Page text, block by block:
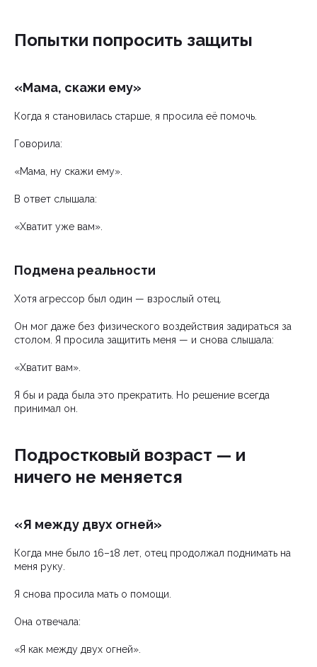
Попытки попросить защиты
«Мама, скажи ему»
Когда я становилась старше, я просила её помочь.
Говорила:
«Мама, ну скажи ему».
В ответ слышала:
«Хватит уже вам».
Подмена реальности
Хотя агрессор был один — взрослый отец.
Он мог даже без физического воздействия задираться за
столом. Я просила защитить меня — и снова слышала:
«Хватит вам».
Я бы и рада была это прекратить. Но решение всегда
принимал он.
Подростковый возраст — и
ничего не меняется
«Я между двух огней»
Когда мне было 16–18 лет, отец продолжал поднимать на
меня руку.
Я снова просила мать о помощи.
Она отвечала:
«Я как между двух огней».